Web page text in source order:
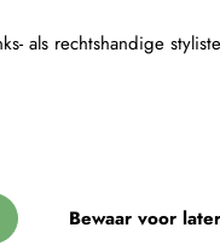
Bewaar voor later
als rechtshandige